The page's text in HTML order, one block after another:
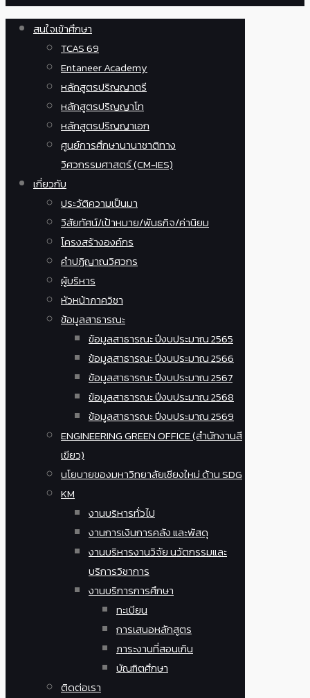
สนใจเข้าศึกษา
TCAS 69
Entaneer Academy
หลักสูตรปริญญาตรี
หลักสูตรปริญญาโท
หลักสูตรปริญญาเอก
ศูนย์การศึกษานานาชาติทาง
วิศวกรรมศาสตร์ (CM-IES)
เกี่ยวกับ
ประวัติความเป็นมา
วิสัยทัศน์/เป้าหมาย/พันธกิจ/ค่านิยม
โครงสร้างองค์กร
คำปฏิญาณวิศวกร
ผู้บริหาร
หัวหน้าภาควิชา
ข้อมูลสาธารณะ
ข้อมูลสาธารณะ ปีงบประมาณ 2565
ข้อมูลสาธารณะ ปีงบประมาณ 2566
ข้อมูลสาธารณะ ปีงบประมาณ 2567
ข้อมูลสาธารณะ ปีงบประมาณ 2568
ข้อมูลสาธารณะ ปีงบประมาณ 2569
ENGINEERING GREEN OFFICE (สำนักงานสี
เขียว)
นโยบายของมหาวิทยาลัยเชียงใหม่ ด้าน SDG
KM
งานบริหารทั่วไป
งานการเงินการคลัง และพัสดุ
งานบริหารงานวิจัย นวัตกรรมและ
บริการวิชาการ
งานบริการการศึกษา
ทะเบียน
การเสนอหลักสูตร
ภาระงานที่สอนเกิน
บัณฑิตศึกษา
ติดต่อเรา